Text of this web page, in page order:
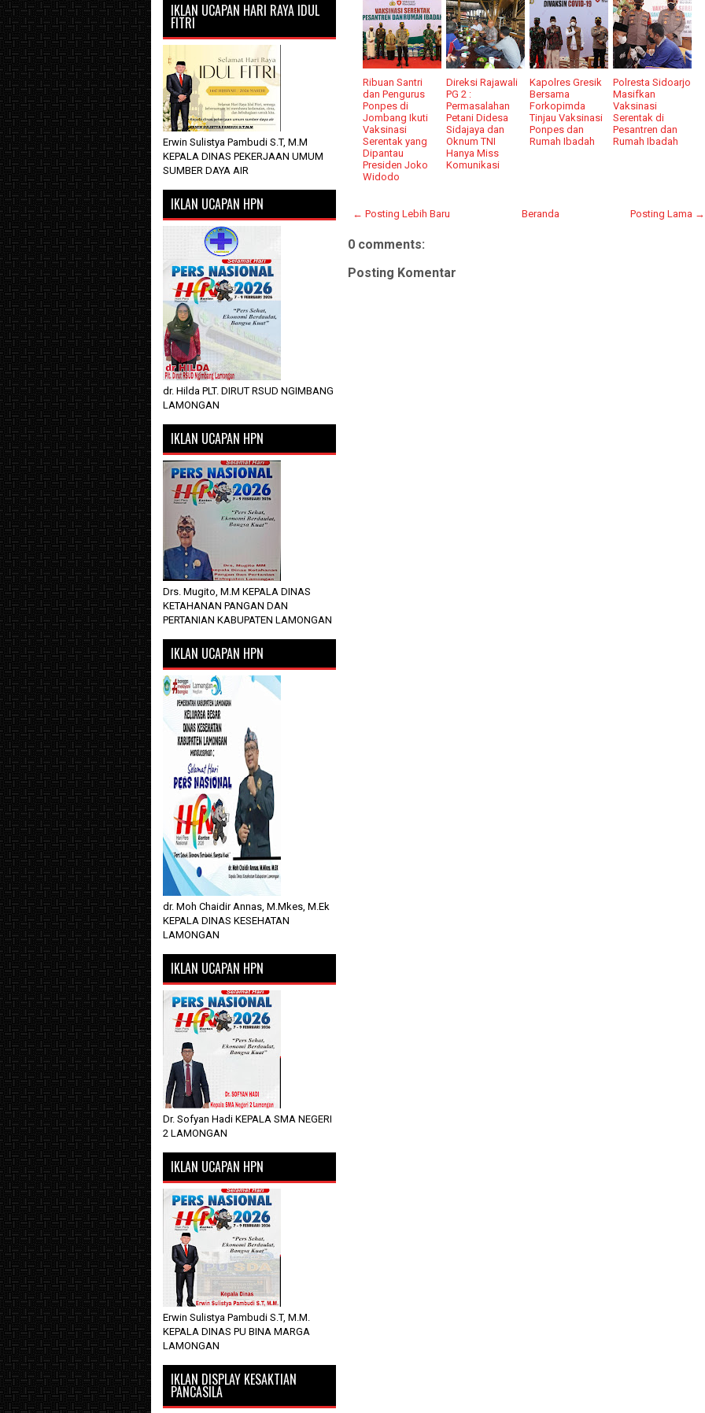
Ribuan Santri
dan Pengurus
Ponpes di
Jombang Ikuti
Vaksinasi
Serentak yang
Dipantau
Presiden Joko
Widodo
Direksi Rajawali
PG 2 :
Permasalahan
Petani Didesa
Sidajaya dan
Oknum TNI
Hanya Miss
Komunikasi
Kapolres Gresik
Bersama
Forkopimda
Tinjau Vaksinasi
Ponpes dan
Rumah Ibadah
Polresta Sidoarjo
Masifkan
Vaksinasi
Serentak di
Pesantren dan
Rumah Ibadah
← Posting Lebih Baru Posting Lama →
Beranda
0 comments:
Posting Komentar
IKLAN UCAPAN HARI RAYA IDUL
FITRI
Erwin Sulistya Pambudi S.T, M.M
KEPALA DINAS PEKERJAAN UMUM
SUMBER DAYA AIR
IKLAN UCAPAN HPN
dr. Hilda PLT. DIRUT RSUD NGIMBANG
LAMONGAN
IKLAN UCAPAN HPN
Drs. Mugito, M.M KEPALA DINAS
KETAHANAN PANGAN DAN
PERTANIAN KABUPATEN LAMONGAN
IKLAN UCAPAN HPN
dr. Moh Chaidir Annas, M.Mkes, M.Ek
KEPALA DINAS KESEHATAN
LAMONGAN
IKLAN UCAPAN HPN
Dr. Sofyan Hadi KEPALA SMA NEGERI
2 LAMONGAN
IKLAN UCAPAN HPN
Erwin Sulistya Pambudi S.T, M.M.
KEPALA DINAS PU BINA MARGA
LAMONGAN
IKLAN DISPLAY KESAKTIAN
PANCASILA